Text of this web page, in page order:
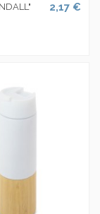
2,17 €